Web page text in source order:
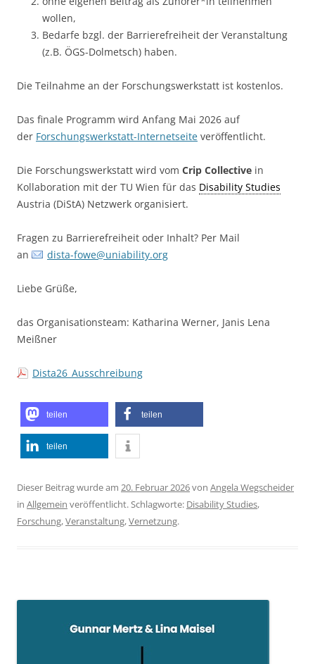
wollen,
Bedarfe bzgl. der Barrierefreiheit der Veranstaltung
(z.B. ÖGS-Dolmetsch) haben.
Die Teilnahme an der Forschungswerkstatt ist kostenlos.
Das finale Programm wird Anfang Mai 2026 auf
der Forschungswerkstatt-Internetseite veröffentlicht.
Die Forschungswerkstatt wird vom Crip Collective in
Kollaboration mit der TU Wien für das Disability Studies
Austria (DiStA) Netzwerk organisiert.
Fragen zu Barrierefreiheit oder Inhalt? Per Mail
an
dista-fowe@uniability.org
Liebe Grüße,
das Organisationsteam: Katharina Werner, Janis Lena
Meißner
Dista26_Ausschreibung
teilen teilen
teilen
Dieser Beitrag wurde am 20. Februar 2026von Angela Wegscheider
in Allgemein veröffentlicht. Schlagworte: Disability Studies,
Forschung,Veranstaltung,Vernetzung.